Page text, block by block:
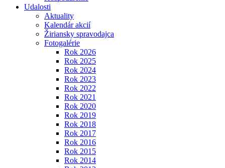
Udalosti
Aktuality
Kalendár akcií
Žiriansky spravodajca
Fotogalérie
Rok 2026
Rok 2025
Rok 2024
Rok 2023
Rok 2022
Rok 2021
Rok 2020
Rok 2019
Rok 2018
Rok 2017
Rok 2016
Rok 2015
Rok 2014